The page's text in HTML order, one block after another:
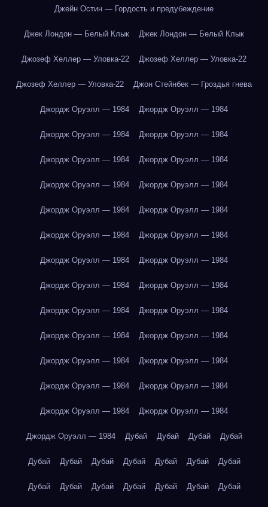
Джейн Остин — Гордость и предубеждение
Джек Лондон — Белый Клык Джек Лондон — Белый Клык
Джозеф Хеллер — Уловка-22 Джозеф Хеллер — Уловка-22
Джозеф Хеллер — Уловка-22 Джон Стейнбек — Гроздья гнева
Джордж Оруэлл — 1984 Джордж Оруэлл — 1984
Джордж Оруэлл — 1984 Джордж Оруэлл — 1984
Джордж Оруэлл — 1984 Джордж Оруэлл — 1984
Джордж Оруэлл — 1984 Джордж Оруэлл — 1984
Джордж Оруэлл — 1984 Джордж Оруэлл — 1984
Джордж Оруэлл — 1984 Джордж Оруэлл — 1984
Джордж Оруэлл — 1984 Джордж Оруэлл — 1984
Джордж Оруэлл — 1984 Джордж Оруэлл — 1984
Джордж Оруэлл — 1984 Джордж Оруэлл — 1984
Джордж Оруэлл — 1984 Джордж Оруэлл — 1984
Джордж Оруэлл — 1984 Джордж Оруэлл — 1984
Джордж Оруэлл — 1984 Джордж Оруэлл — 1984
Джордж Оруэлл — 1984 Джордж Оруэлл — 1984
Джордж Оруэлл — 1984 Дубай Дубай Дубай Дубай
Дубай Дубай Дубай Дубай Дубай Дубай Дубай
Дубай Дубай Дубай Дубай Дубай Дубай Дубай